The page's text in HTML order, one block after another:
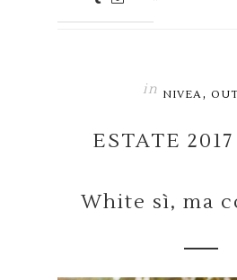
in NIVEA,
ESTATE
White sì, ma